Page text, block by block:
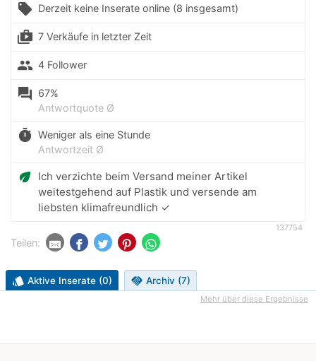
local_offer Derzeit keine Inserate online (8 insgesamt)
shop_two 7 Verkäufe in letzter Zeit
people 4 Follower
question_answer 67%
Antwortquote Ø
timer Weniger als eine Stunde
Antwortzeit Ø
eco Ich verzichte beim Versand meiner Artikel
weitestgehend auf Plastik und versende am
liebsten klimafreundlich ✓
137754
Teilen:
style Aktive Inserate (0) handshake Archiv (7)
Mehr über diese Ergebnisse